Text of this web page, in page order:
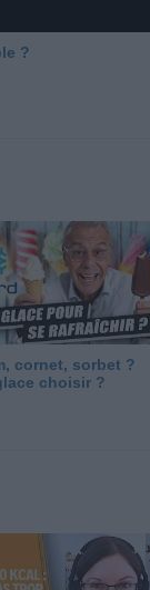
?
cornet, sorbet ?
choisir ?